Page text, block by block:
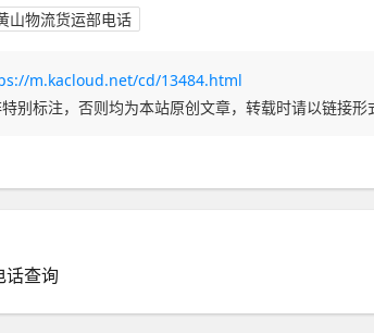
山物流货运部电话
m.kacloud.net/cd/13484.html
别标注，否则均为本站原创文章，转载时请以链接形
话查询